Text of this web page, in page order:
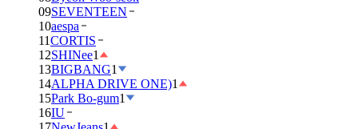
09SEVENTEEN
10aespa
11CORTIS
12SHINee1
13BIGBANG1
14ALPHA DRIVE ONE)1
15Park Bo-gum1
16IU